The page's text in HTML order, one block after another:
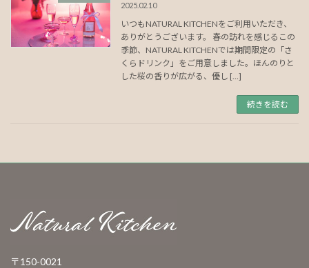
2025.02.10
いつもNATURAL KITCHENをご利用いただき、
ありがとうございます。 春の訪れを感じるこの
季節、NATURAL KITCHENでは期間限定の「さ
くらドリンク」をご用意しました。ほんのりと
した桜の香りが広がる、優し […]
続きを読む
〒150-0021